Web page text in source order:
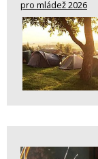
pro mládež 2026